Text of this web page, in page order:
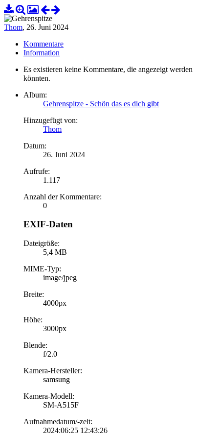
Thom, 26. Juni 2024
Kommentare
Information
Es existieren keine Kommentare, die angezeigt werden
könnten.
Album:
Gehrenspitze - Schön das es dich gibt
Hinzugefügt von:
Thom
Datum:
26. Juni 2024
Aufrufe:
1.117
Anzahl der Kommentare:
0
EXIF-Daten
Dateigröße:
5,4 MB
MIME-Typ:
image/jpeg
Breite:
4000px
Höhe:
3000px
Blende:
f/2.0
Kamera-Hersteller:
samsung
Kamera-Modell:
SM-A515F
Aufnahmedatum/-zeit:
2024:06:25 12:43:26